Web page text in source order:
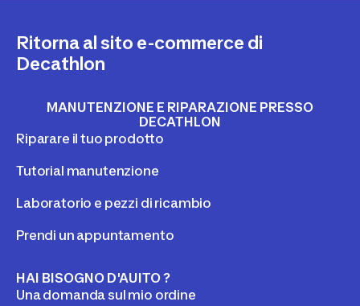
Ritorna al sito e-commerce di
Decathlon
MANUTENZIONE E RIPARAZIONE PRESSO
DECATHLON
Riparare il tuo prodotto
Tutorial manutenzione
Laboratorio e pezzi di ricambio
Prendi un appuntamento
HAI BISOGNO D'AUITO ?
Una domanda sul mio ordine